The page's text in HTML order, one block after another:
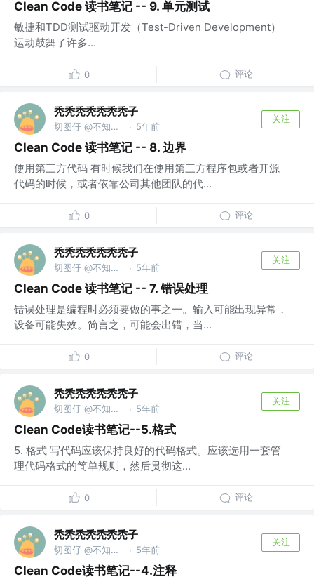
Clean Code 读书笔记 -- 9. 单元测试
敏捷和TDD测试驱动开发（Test-Driven Development）
运动鼓舞了许多...
0 评论
秃秃秃秃秃秃秃子
切图仔 @不知道什么公司 · 5年前
关注
Clean Code 读书笔记 -- 8. 边界
使用第三方代码 有时候我们在使用第三方程序包或者开源
代码的时候，或者依靠公司其他团队的代...
0 评论
秃秃秃秃秃秃秃子
切图仔 @不知道什么公司 · 5年前
关注
Clean Code 读书笔记 -- 7. 错误处理
错误处理是编程时必须要做的事之一。输入可能出现异常，
设备可能失效。简言之，可能会出错，当...
0 评论
秃秃秃秃秃秃秃子
切图仔 @不知道什么公司 · 5年前
关注
Clean Code读书笔记--5.格式
5. 格式 写代码应该保持良好的代码格式。应该选用一套管
理代码格式的简单规则，然后贯彻这...
0 评论
秃秃秃秃秃秃秃子
切图仔 @不知道什么公司 · 5年前
关注
Clean Code读书笔记--4.注释